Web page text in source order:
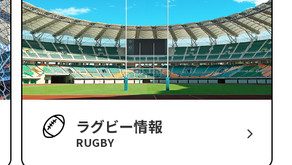
ラグビー情報
RUGBY